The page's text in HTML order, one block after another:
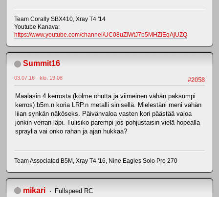
Team Corally SBX410, Xray T4 '14
Youtube Kanava:
https://www.youtube.com/channel/UC08uZiWtJ7b5MHZiEqAjUZQ
Summit16
#2058
03.07.16 - klo: 19.08
Maalasin 4 kerrosta (kolme ohutta ja viimeinen vähän paksumpi
kerros) b5m.n koria LRP.n metalli sinisellä. Mielestäni meni vähän
liian synkän näköseks. Päivänvaloa vasten kori päästää valoa
jonkin verran läpi. Tulisiko parempi jos pohjustaisin vielä hopealla
spraylla vai onko rahan ja ajan hukkaa?
Team Associated B5M, Xray T4 '16, Nine Eagles Solo Pro 270
mikari Fullspeed RC